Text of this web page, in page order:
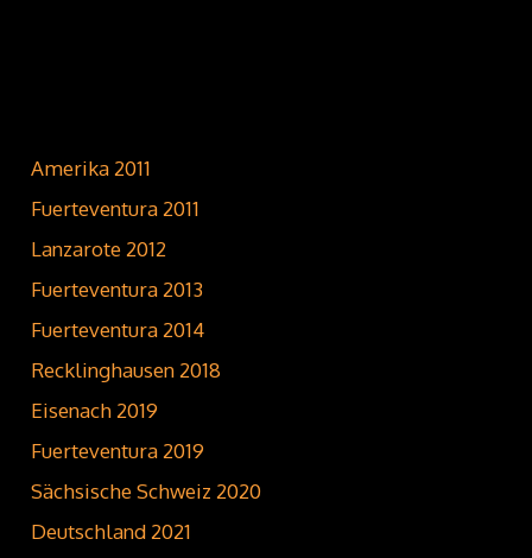
Amerika 2011
Fuerteventura 2011
Lanzarote 2012
Fuerteventura 2013
Fuerteventura 2014
Recklinghausen 2018
Eisenach 2019
Fuerteventura 2019
Sächsische Schweiz 2020
Deutschland 2021